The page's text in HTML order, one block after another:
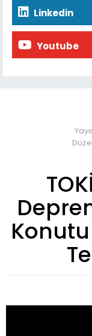
Linkedin
Youtube